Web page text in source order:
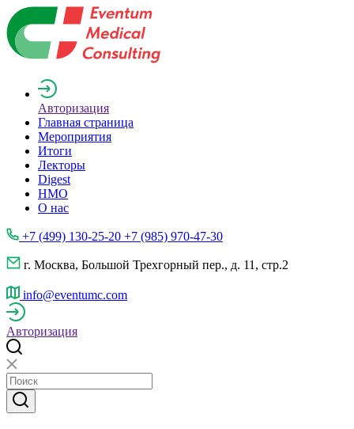
Авторизация
Главная страница
Мероприятия
Итоги
Лекторы
Digest
НМО
О нас
+7 (499) 130-25-20 +7 (985) 970-47-30
г. Москва, Большой Трехгорный пер., д. 11, стр.2
info@eventumc.com
Авторизация